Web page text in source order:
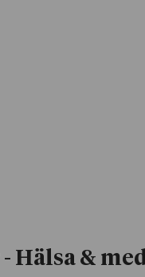
- Hälsa &